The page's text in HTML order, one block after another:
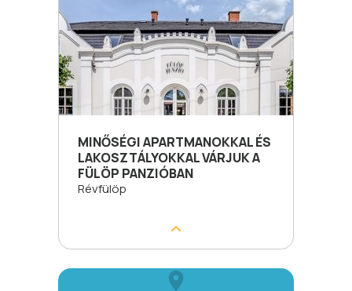
MINŐSÉGI APARTMANOKKAL ÉS
LAKOSZTÁLYOKKAL VÁRJUK A
FÜLÖP PANZIÓBAN
Révfülöp